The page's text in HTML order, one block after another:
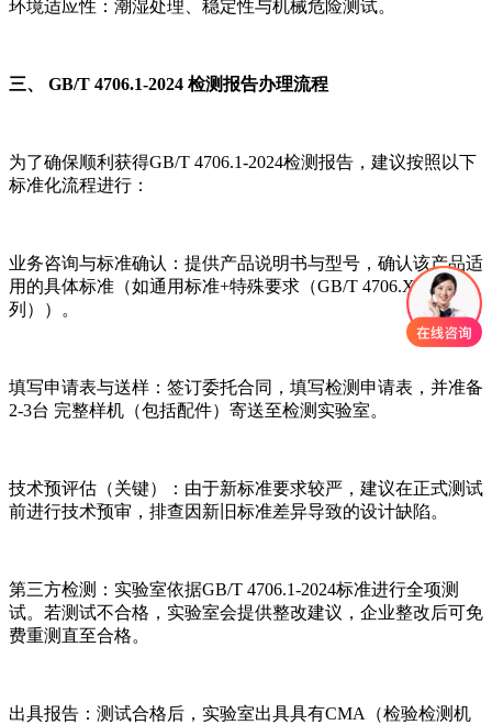
环境适应性：潮湿处理、稳定性与机械危险测试。
三、 GB/T 4706.1-2024 检测报告办理流程
为了确保顺利获得GB/T 4706.1-2024检测报告，建议按照以下
标准化流程进行：
业务咨询与标准确认：提供产品说明书与型号，确认该产品适
用的具体标准（如通用标准+特殊要求（GB/T 4706.XX系
列））。
填写申请表与送样：签订委托合同，填写检测申请表，并准备
2-3台 完整样机（包括配件）寄送至检测实验室。
技术预评估（关键）：由于新标准要求较严，建议在正式测试
前进行技术预审，排查因新旧标准差异导致的设计缺陷。
第三方检测：实验室依据GB/T 4706.1-2024标准进行全项测
试。若测试不合格，实验室会提供整改建议，企业整改后可免
费重测直至合格。
出具报告：测试合格后，实验室出具具有CMA（检验检测机